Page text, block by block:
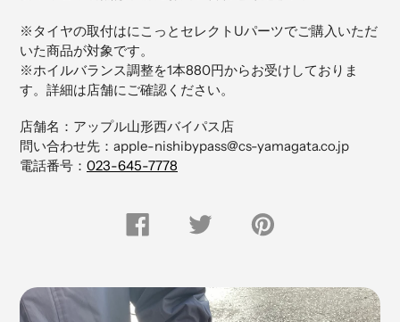
商
品
を
追
加
す
る
※タイヤの取付はにこっとセレクトUパーツでご購入いただ
いた商品が対象です。
※ホイルバランス調整を1本880円からお受けしておりま
す。詳細は店舗にご確認ください。
店舗名：アップル山形西バイパス店
問い合わせ先：apple-nishibypass@cs-yamagata.co.jp
電話番号： 023-645-7778
FACEBOOK
で
Twitter
Pinterest
に
す
る